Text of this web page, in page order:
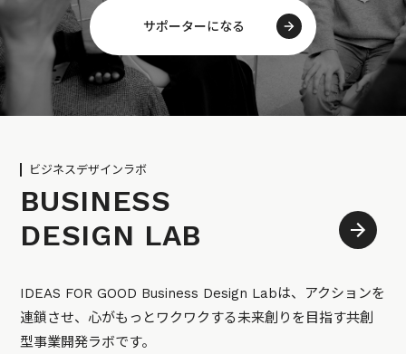
サポーターになる
ビジネスデザインラボ
BUSINESS
DESIGN LAB
IDEAS FOR GOOD Business Design Labは、アクションを
連鎖させ、心がもっとワクワクする未来創りを目指す共創
型事業開発ラボです。